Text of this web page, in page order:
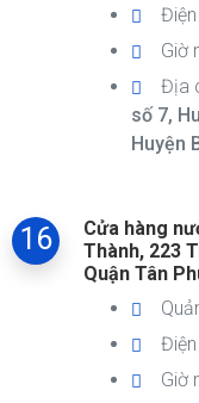
Giờ
Địa
số 7,
Huyện
16
Cửa hàng
Thành, 223
Quận Tân
Giờ